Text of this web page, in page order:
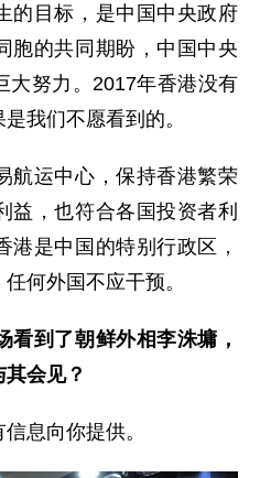
的目标，是中国中央政府
胞的共同期盼，中国中央
大努力。2017年香港没有
我们不愿看到的。
运中心，保持香港繁荣
益，也符合各国投资者利
港是中国的特别行政区，
何外国不应干预。
看到了朝鲜外相李洙墉，
会见？
息向你提供。